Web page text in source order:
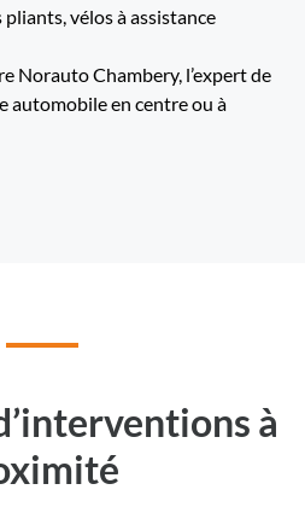
vélos à assistance
Norauto Chambery, l’expert de
automobile en centre ou à
à